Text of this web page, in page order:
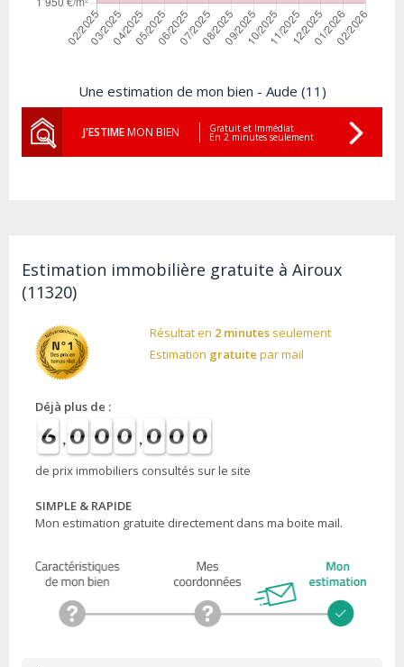
Une estimation de mon bien - Aude (11)
J'ESTIMEMON BIEN Gratuit et Immédiat
En 2 minutes seulement
Estimation immobilière gratuite à Airoux
(11320)
Résultat en 2 minutesseulement
Estimation gratuite par mail
Déjà plus de :
de prix immobiliers consultés sur le site
SIMPLE & RAPIDE
Mon estimation gratuite directement dans ma boite mail.